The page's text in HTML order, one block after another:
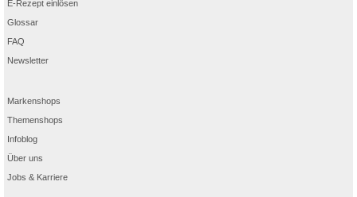
E-Rezept einlösen
Glossar
FAQ
Newsletter
Markenshops
Themenshops
Infoblog
Über uns
Jobs & Karriere